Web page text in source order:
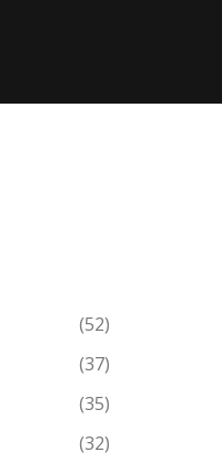
(52)
(37)
(35)
(32)